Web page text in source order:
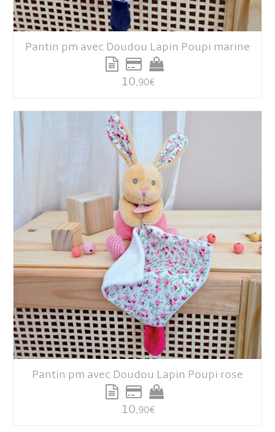
Pantin pm avec Doudou Lapin Poupi marine
10,90€
Pantin pm avec Doudou Lapin Poupi rose
10,90€